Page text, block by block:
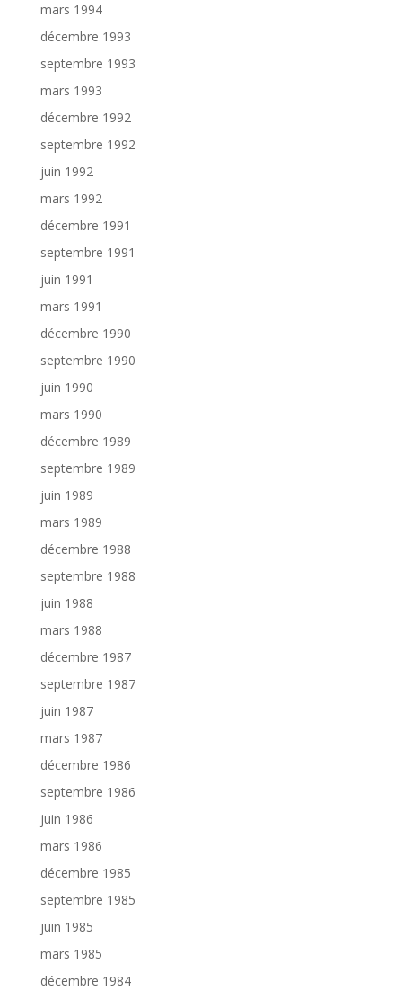
mars 1994
décembre 1993
septembre 1993
mars 1993
décembre 1992
septembre 1992
juin 1992
mars 1992
décembre 1991
septembre 1991
juin 1991
mars 1991
décembre 1990
septembre 1990
juin 1990
mars 1990
décembre 1989
septembre 1989
juin 1989
mars 1989
décembre 1988
septembre 1988
juin 1988
mars 1988
décembre 1987
septembre 1987
juin 1987
mars 1987
décembre 1986
septembre 1986
juin 1986
mars 1986
décembre 1985
septembre 1985
juin 1985
mars 1985
décembre 1984